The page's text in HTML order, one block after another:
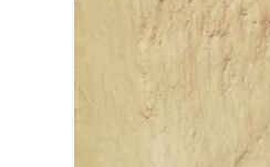
Ingyenes
érték